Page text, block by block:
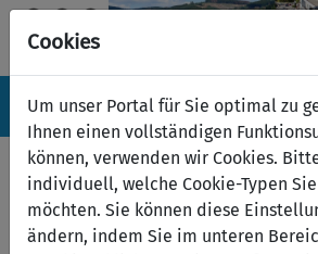
Cookies
Um unser Portal für Sie optimal zu
Ihnen einen vollständigen
können, verwenden wir Cookies.
individuell, welche Cookie-Typen
möchten. Sie können diese
ändern, indem Sie im unteren
Navigation ein-/ausblenden
Menü
Serviceübersicht
zurück